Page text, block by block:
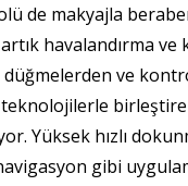
de makyajla
havalandırma
düğmelerden ve
teknolojilerle
Yüksek hızlı
gibi